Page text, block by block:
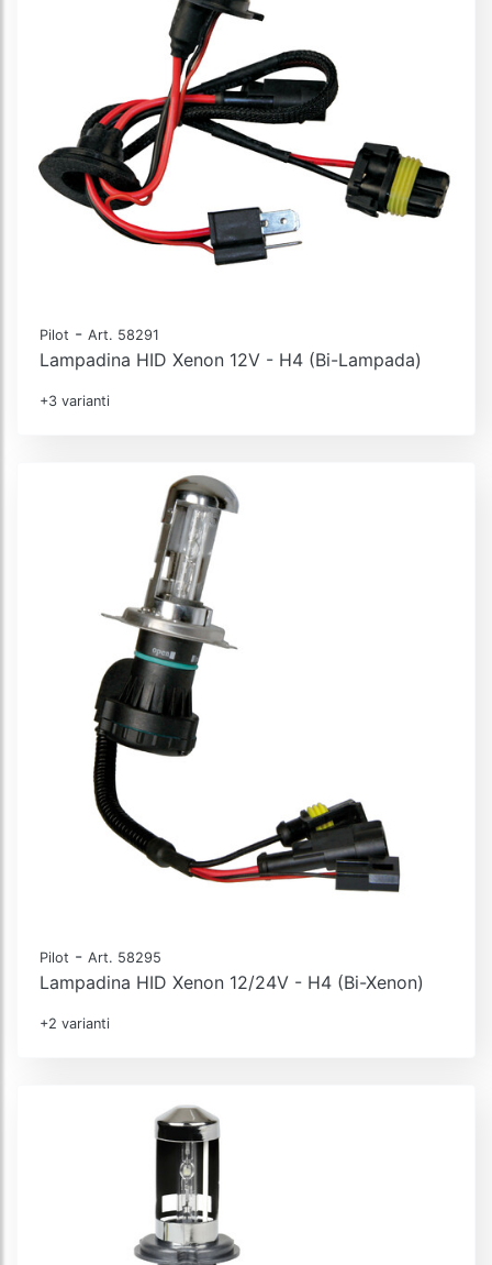
Pilot - Art. 58291
Lampadina HID Xenon 12V - H4 (Bi-Lampada)
+3 varianti
Pilot - Art. 58295
Lampadina HID Xenon 12/24V - H4 (Bi-Xenon)
+2 varianti